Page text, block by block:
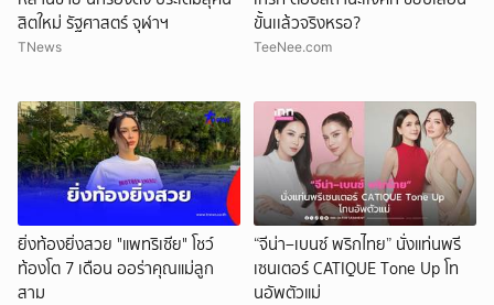
สิตใหม่ รัฐศาสตร์ จุฬาฯ
TNews
ขั้นเเล้วจริงหรอ?
TeeNee.com
ยิ่งท้องยิ่งสวย "แพทริเซีย" โชว์
ท้องโต 7 เดือน ออร่าคุณแม่ลูก
สาม
“จีน่า–เบนซ์ พริกไทย” นั่งแท่นพรี
เซนเตอร์ CATIQUE Tone Up โท
นอัพตัวแม่